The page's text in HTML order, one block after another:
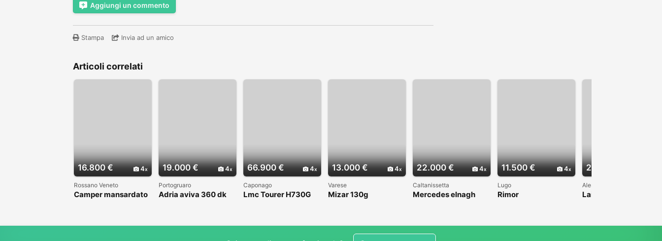
Aggiungi un commento
Stampa Invia ad un amico
Articoli correlati
16.800 € 4
Rossano Veneto
Camper mansardato
19.000 € 4
Portogruaro
Adria aviva 360 dk
66.900 € 4
Caponago
Lmc Tourer H730G
13.000 € 4
Varese
Mizar 130g
22.000 € 4
Caltanissetta
Mercedes elnagh
11.500 € 4
Lugo
Rimor
22.000 €
Alessandria
Laika Ecovip 200i 2.8